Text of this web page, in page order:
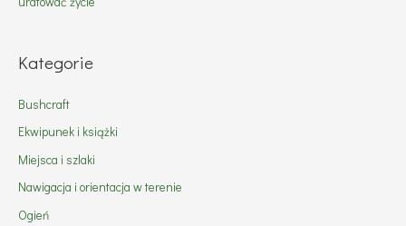
Kategorie
Bushcraft
Ekwipunek i książki
Miejsca i szlaki
Nawigacja i orientacja w terenie
Ogień